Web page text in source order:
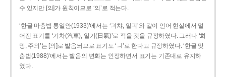
수 있지만 [의]가 원칙이므로 ‘의’로 적는다.
‘한글 마춤법 통일안(1933)’에서는 ‘긔챠, 일긔’와 같이 언어 현실에서 멀
어진 표기를 ‘기차(汽車), 일기(日氣)’로 적을 것을 규정하였다. 그러나 ‘희
망, 주의’는 [의]로 발음되므로 표기도 ‘ㅢ’로 한다고 규정하였다. ‘한글 맞
춤법(1988)’에서는 발음의 변화는 인정하면서 표기는 기존대로 유지하
였다.